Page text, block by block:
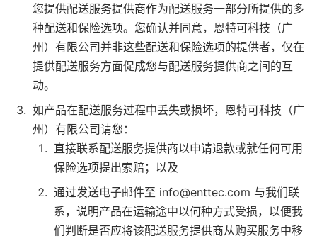
您提供配送服务提供商作为配送服务一部分所提供的多
种配送和保险选项。您确认并同意，恩特可科技（广
州）有限公司并非这些配送和保险选项的提供者，仅在
提供配送服务方面促成您与配送服务提供商之间的互
动。
如产品在配送服务过程中丢失或损坏，恩特可科技（广
州）有限公司请您：
直接联系配送服务提供商以申请退款或就任何可用
保险选项提出索赔；以及
通过发送电子邮件至 info@enttec.com 与我们联
系，说明产品在运输途中以何种方式受损，以便我
们判断是否应将该配送服务提供商从购买服务中移